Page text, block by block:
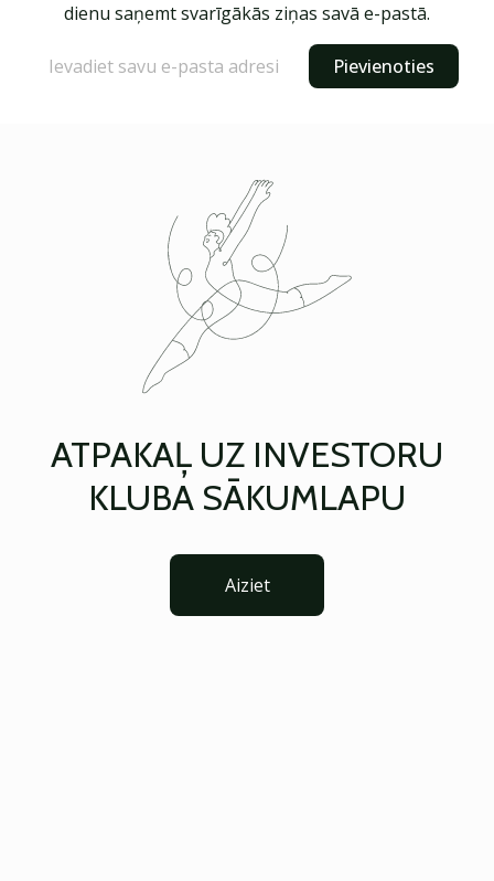
dienu saņemt svarīgākās ziņas savā e-pastā.
Pievienoties
ATPAKAĻ UZ INVESTORU
KLUBA SĀKUMLAPU
Aiziet